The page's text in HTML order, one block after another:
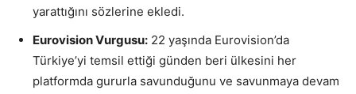
yarattığını sözlerine ekledi.
Eurovision Vurgusu: 22 yaşında Eurovision’da
Türkiye’yi temsil ettiği günden beri ülkesini her
platformda gururla savunduğunu ve savunmaya devam